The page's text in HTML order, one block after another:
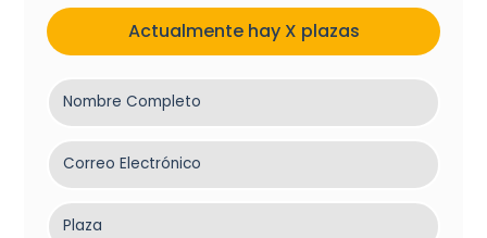
Actualmente hay X plazas
Nombre Completo
Correo Electrónico
Plaza